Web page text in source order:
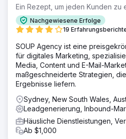
Ein Rezept, um jeden Kunden zu
Nachgewiesene Erfolge
19
SOUP Agency ist eine
für digitales Marketing,
Media, Content und E-Mail-
maßgeschneiderte Strategien,
Ergebnisse liefern.
Sydney, New South Wales,
Leadgenerierung, Inbound-
Häusliche Dienstleistungen,
Ab $1,000